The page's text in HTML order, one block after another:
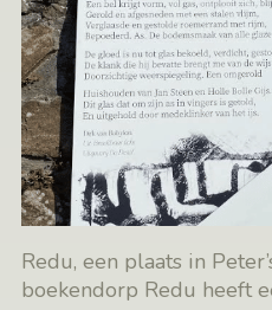
Redu, een plaats in
boekendorp Redu heeft